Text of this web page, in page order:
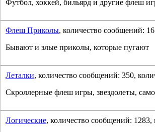
Футбол, хоккей, бильярд и другие флеш
Флеш Приколы, количество сообщений:
Бывают и злые приколы, которые пугают
Леталки, количество сообщений: 350,
Скроллерные флеш игры, звездолеты,
Логические, количество сообщений: 1283,